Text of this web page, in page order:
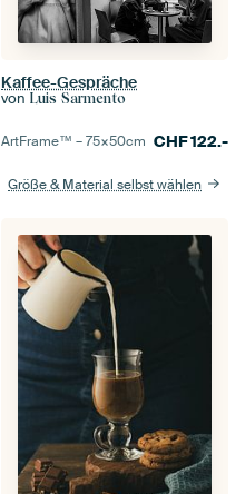
Kaffee-Gespräche
von Luis Sarmento
ArtFrame™ –75×50cm CHF122.-
Größe & Material selbst wählen